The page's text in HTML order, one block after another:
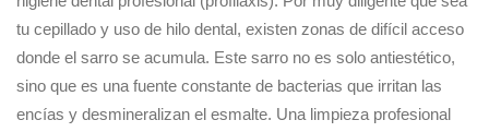
tu cepillado y uso de hilo dental, existen zonas de difícil acceso
donde el sarro se acumula. Este sarro no es solo antiestético,
sino que es una fuente constante de bacterias que irritan las
encías y desmineralizan el esmalte. Una limpieza profesional